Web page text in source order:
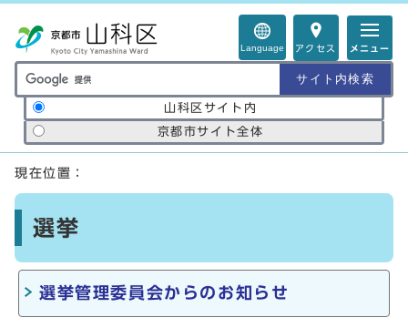
Language アクセス メニュー
サイト内検索の範囲
山科区サイト内
京都市サイト全体
ここから本文です
現在位置：
選挙
選挙管理委員会からのお知らせ